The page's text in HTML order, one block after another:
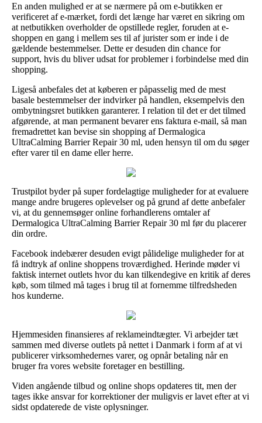
En anden mulighed er at se nærmere på om e-butikken er
verificeret af e-mærket, fordi det længe har været en sikring om
at netbutikken overholder de opstillede regler, foruden at e-
shoppen en gang i mellem ses til af jurister som er inde i de
gældende bestemmelser. Dette er desuden din chance for
support, hvis du bliver udsat for problemer i forbindelse med din
shopping.
Ligeså anbefales det at køberen er påpasselig med de mest
basale bestemmelser der indvirker på handlen, eksempelvis den
ombytningsret butikken garanterer. I relation til det er det tilmed
afgørende, at man permanent bevarer ens faktura e-mail, så man
fremadrettet kan bevise sin shopping af Dermalogica
UltraCalming Barrier Repair 30 ml, uden hensyn til om du søger
efter varer til en dame eller herre.
Trustpilot byder på super fordelagtige muligheder for at evaluere
mange andre brugeres oplevelser og på grund af dette anbefaler
vi, at du gennemsøger online forhandlerens omtaler af
Dermalogica UltraCalming Barrier Repair 30 ml før du placerer
din ordre.
Facebook indebærer desuden evigt pålidelige muligheder for at
få indtryk af online shoppens troværdighed. Herinde møder vi
faktisk internet outlets hvor du kan tilkendegive en kritik af deres
køb, som tilmed må tages i brug til at fornemme tilfredsheden
hos kunderne.
Hjemmesiden finansieres af reklameindtægter. Vi arbejder tæt
sammen med diverse outlets på nettet i Danmark i form af at vi
publicerer virksomhedernes varer, og opnår betaling når en
bruger fra vores website foretager en bestilling.
Viden angående tilbud og online shops opdateres tit, men der
tages ikke ansvar for korrektioner der muligvis er lavet efter at vi
sidst opdaterede de viste oplysninger.